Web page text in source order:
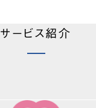
サービス紹介